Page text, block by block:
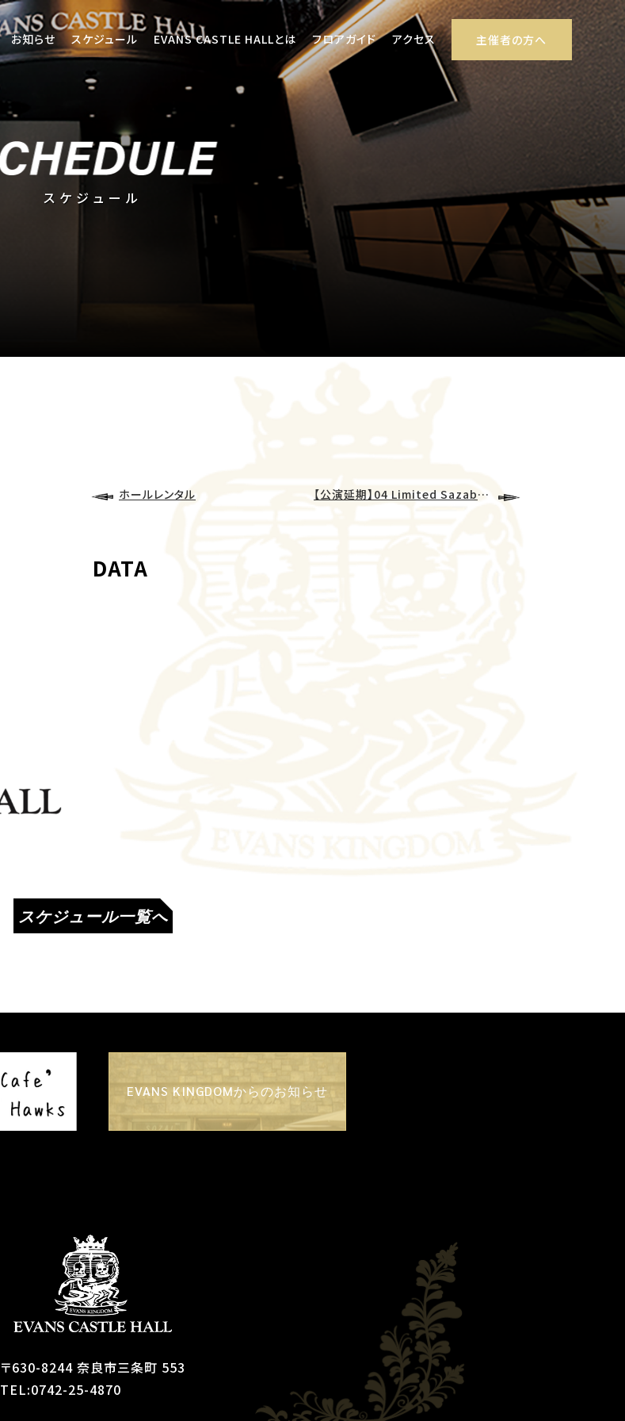
お知らせ スケジュール EVANS CASTLE HALLとは フロアガイド アクセス 主催者の方へ
スケジュール
ホールレンタル 【公演延期】04 Limited Sazabys_w/ハク。
DATA
スケジュール一覧へ
EVANS KINGDOMからのお知らせ
〒630-8244 奈良市三条町 553
TEL:0742-25-4870